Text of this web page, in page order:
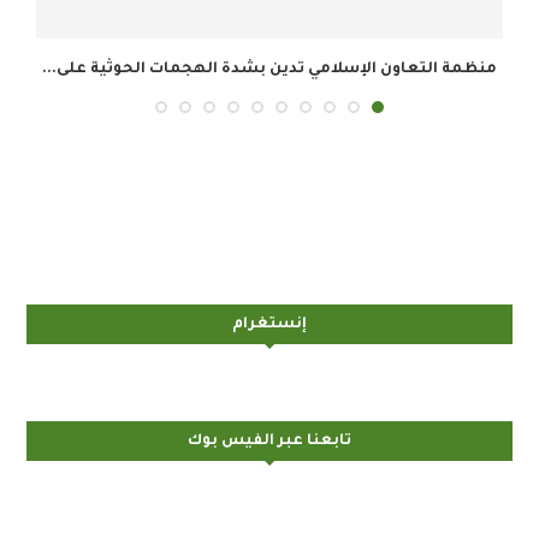
على... أمين عام منظمة التعاون الإسلامي يرحب باتفاق
إنستغرام
تابعنا عبر الفيس بوك